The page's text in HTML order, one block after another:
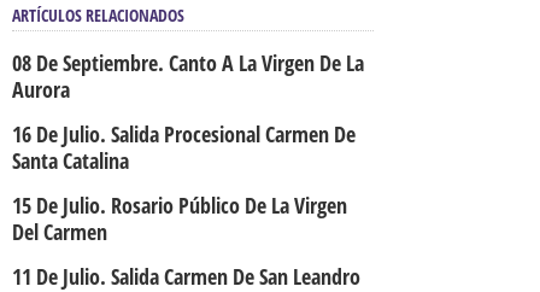
ARTÍCULOS RELACIONADOS
08 De Septiembre. Canto A La Virgen De La
Aurora
16 De Julio. Salida Procesional Carmen De
Santa Catalina
15 De Julio. Rosario Público De La Virgen
Del Carmen
11 De Julio. Salida Carmen De San Leandro